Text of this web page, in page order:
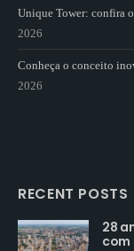
Unique Tower: confira
2026
Conheça o conceito
2026
RECENT POSTS
28
com